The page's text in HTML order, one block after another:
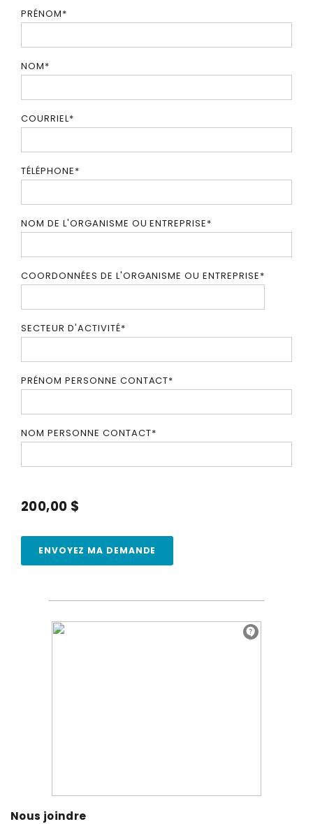
PRÉNOM*
NOM*
COURRIEL*
TÉLÉPHONE*
NOM DE L'ORGANISME OU ENTREPRISE*
COORDONNÉES DE L'ORGANISME OU ENTREPRISE*
SECTEUR D'ACTIVITÉ*
PRÉNOM PERSONNE CONTACT*
NOM PERSONNE CONTACT*
200,00 $
ENVOYEZ MA DEMANDE
Nous joindre